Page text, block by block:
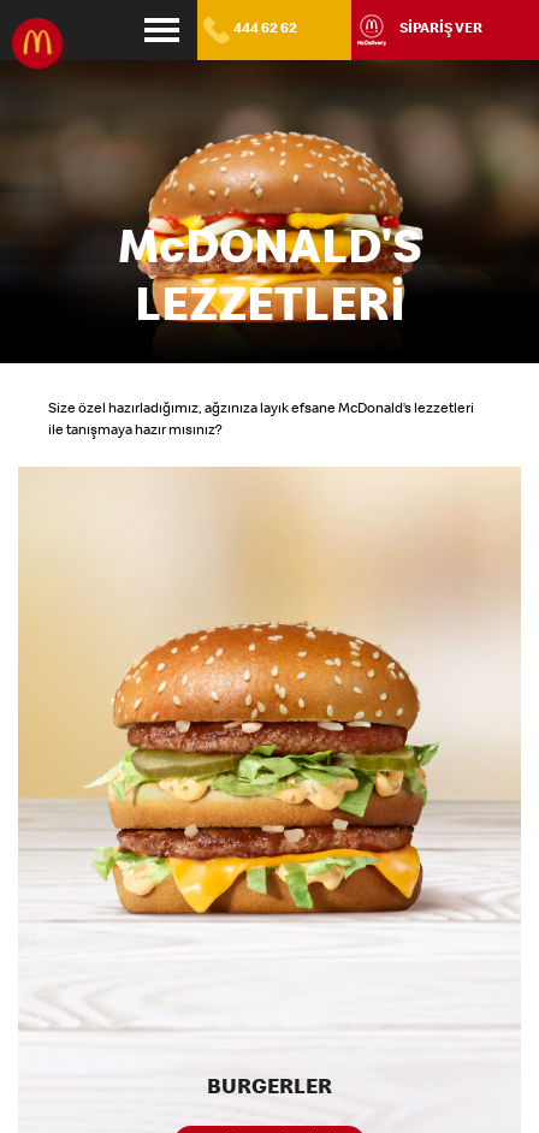
444 62 62 SİPARİŞ VER
McDONALD'S
LEZZETLERİ
Size özel hazırladığımız, ağzınıza layık efsane McDonald’s lezzetleri
ile tanışmaya hazır mısınız?
BURGERLER